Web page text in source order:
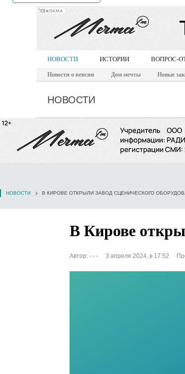
РЕКЛАМА
НОВОСТИ ИСТОРИИ ВОПРОС-
Новости о пенсии Дом мечты Новые
НОВОСТИ
НОВОСТИ В КИРОВЕ ОТКРЫЛИ ЗАВОД СЦЕНИЧЕСКОГО
В Кирове
Автор: - - - 3 апреля 2024, в 17:52